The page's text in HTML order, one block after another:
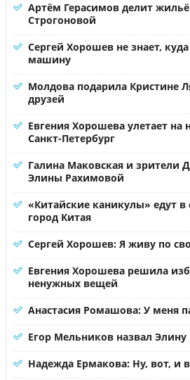
Артём Герасимов делит
Строгоновой
Сергей Хорошев не знает,
машину
Молдова подарила Кристине
друзей
Евгения Хорошева улетает на
Санкт-Петербург
Галина Маковская и зрители
Элины Рахимовой
«Китайские каникулы» едут
город Китая
Сергей Хорошев: Я живу по
Евгения Хорошева решила
ненужных вещей
Анастасия Ромашова: У меня
Егор Мельников назвал
Надежда Ермакова: Ну, вот, и